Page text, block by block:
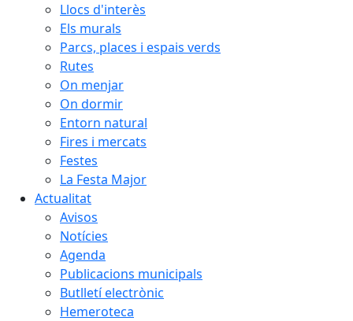
Llocs d'interès
Els murals
Parcs, places i espais verds
Rutes
On menjar
On dormir
Entorn natural
Fires i mercats
Festes
La Festa Major
Actualitat
Avisos
Notícies
Agenda
Publicacions municipals
Butlletí electrònic
Hemeroteca